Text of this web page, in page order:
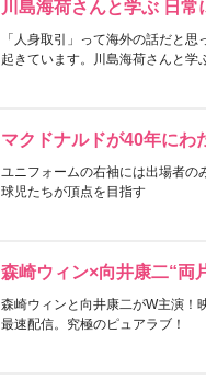
川島海荷さんと学ぶ 日
「人身取引」って海外の話だと
起きています。川島海荷さんと学
マクドナルドが40年にわ
ユニフォームの右袖には出場者の
球児たちが頂点を目指す
森崎ウィン×向井康二“両
森崎ウィンと向井康二がW主演！
最速配信。究極のピュアラブ！